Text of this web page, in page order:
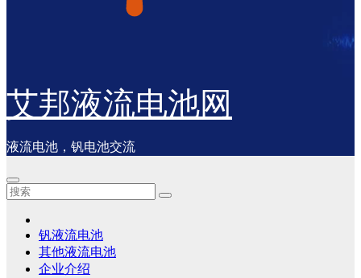
艾邦液流电池网
液流电池，钒电池交流
钒液流电池
其他液流电池
企业介绍